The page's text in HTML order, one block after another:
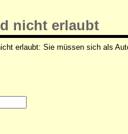
nicht erlaubt
erlaubt: Sie müssen sich als